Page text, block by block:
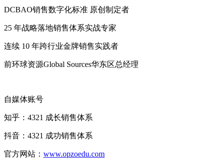
DCBAO销售数字化标准 原创制定者
25 年战略落地销售体系实战专家
连续 10 年跨行业金牌销售实践者
前环球资源Global Sources华东区总经理
自媒体账号
知乎：4321 成长销售体系
抖音：4321 成功销售体系
官方网站： www.opzoedu.com